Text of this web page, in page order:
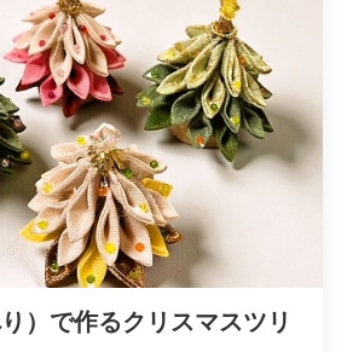
）で作るクリスマスツリ